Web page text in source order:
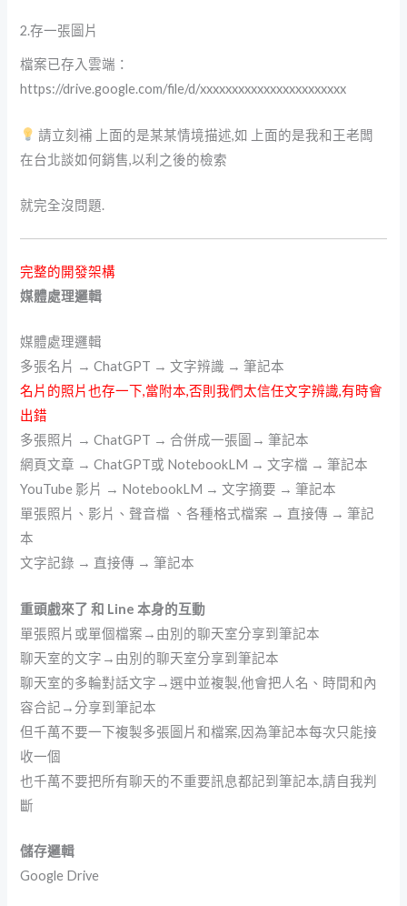
2.存一張圖片
檔案已存入雲端：
https://drive.google.com/file/d/xxxxxxxxxxxxxxxxxxxxxxx
請立刻補 上面的是某某情境描述,如 上面的是我和王老闆
在台北談如何銷售,以利之後的檢索
就完全沒問題.
完整的開發架構
媒體處理邏輯
媒體處理邏輯
多張名片 → ChatGPT → 文字辨識 → 筆記本
名片的照片也存一下,當附本,否則我們太信任文字辨識,有時會
出錯
多張照片 → ChatGPT → 合併成一張圖→ 筆記本
網頁文章 → ChatGPT或 NotebookLM → 文字檔 → 筆記本
YouTube 影片 → NotebookLM → 文字摘要 → 筆記本
單張照片、影片、聲音檔 、各種格式檔案 → 直接傳 → 筆記
本
文字記錄 → 直接傳 → 筆記本
重頭戲來了 和 Line 本身的互動
單張照片或單個檔案→由別的聊天室分享到筆記本
聊天室的文字→由別的聊天室分享到筆記本
聊天室的多輪對話文字→選中並複製,他會把人名、時間和內
容合記→分享到筆記本
但千萬不要一下複製多張圖片和檔案,因為筆記本每次只能接
收一個
也千萬不要把所有聊天的不重要訊息都記到筆記本,請自我判
斷
儲存邏輯
Google Drive